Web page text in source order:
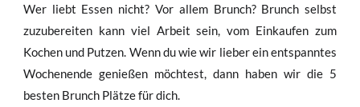
Wer liebt Essen nicht? Vor allem Brunch? Brunch selbst
zuzubereiten kann viel Arbeit sein, vom Einkaufen zum
Kochen und Putzen. Wenn du wie wir lieber ein entspanntes
Wochenende genießen möchtest, dann haben wir die 5
besten Brunch Plätze für dich.